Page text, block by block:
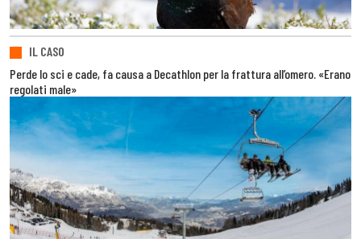
IL CASO
Perde lo sci e cade, fa causa a Decathlon per la frattura all’omero. «Erano
regolati male»